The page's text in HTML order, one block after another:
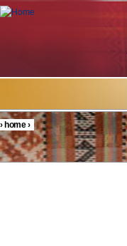
Skip to main content
You are here
›home›